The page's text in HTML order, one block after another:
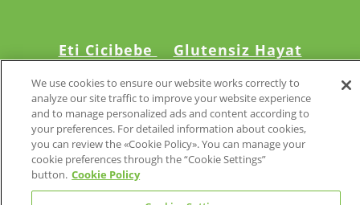
Eti Cicibebe Glutensiz Hayat
©2024 Eti. Tüm hakları saklıdır.
We use cookies to ensure our website works correctly to
analyze our site traffic to improve your website experience
and to manage personalized ads and content according to
your preferences. For detailed information about cookies,
you can review the «Cookie Policy». You can manage your
cookie preferences through the “Cookie Settings”
button. Cookie Policy